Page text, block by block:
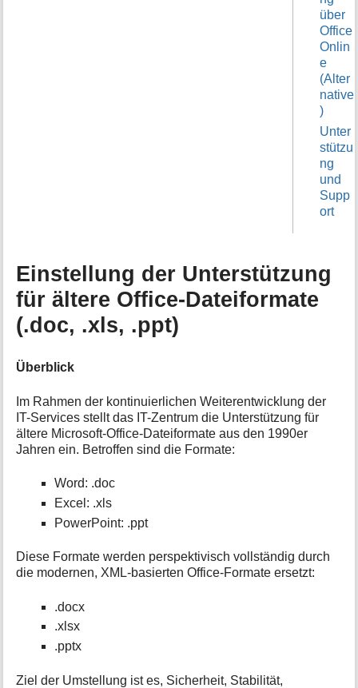
über
Office
Onlin
e
(Alter
native
)
Unter
stützu
ng
und
Supp
ort
Einstellung der Unterstützung
für ältere Office-Dateiformate
(.doc, .xls, .ppt)
Überblick
Im Rahmen der kontinuierlichen Weiterentwicklung der
IT-Services stellt das IT-Zentrum die Unterstützung für
ältere Microsoft-Office-Dateiformate aus den 1990er
Jahren ein. Betroffen sind die Formate:
Word: .doc
Excel: .xls
PowerPoint: .ppt
Diese Formate werden perspektivisch vollständig durch
die modernen, XML-basierten Office-Formate ersetzt:
.docx
.xlsx
.pptx
Ziel der Umstellung ist es, Sicherheit, Stabilität,